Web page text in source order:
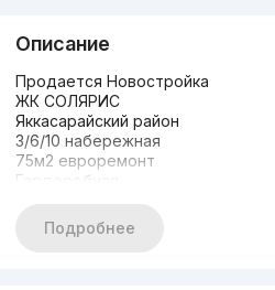
Описание
Продается Новостройка
ЖК СОЛЯРИС
Яккасарайский район
3/6/10 набережная
75м2 евроремонт
Гардеробная
Цена: 125.000 у.е
Подробнее